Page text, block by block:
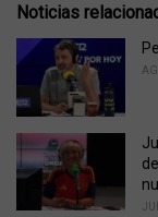
e
r
e
Noticias